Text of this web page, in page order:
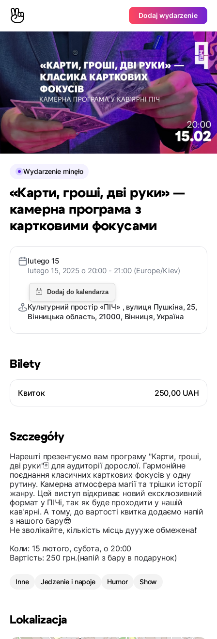
Dodaj wydarzenie
Bilety
Квиток 250,00 UAH
Szczegóły
Нарешті презентуємо вам програму "Карти, гроші,
дві руки"🃏 для аудиторії дорослої. Гармонійне
поєднання класичних карткових фокусів у одну
рутину. Камерна атмосфера магії та трішки історії
жанру. Цей виступ відкриває новий ексклюзивний
формат у ПІЧі, так як буде проходити у нашій
кав'ярні. А тому, до вартості квитка додаємо напій
з нашого бару😎
Не зволікайте, кількість місць дуууже обмежена❗️
Коли: 15 лютого, субота, о 20:00
Вартість: 250 грн.(напій з бару в подарунок)
Inne Jedzenie i napoje Humor Show
Lokalizacja
Wydarzenie minęło
«Карти, гроші, дві руки» —
камерна програма з
картковими фокусами
lutego 15
lutego 15, 2025 o 20:00 - 21:00 (Europe/Kiev)
Культурний простір «ПІЧ» , вулиця Пушкіна, 25,
Вінницька область, 21000, Вінниця, Україна